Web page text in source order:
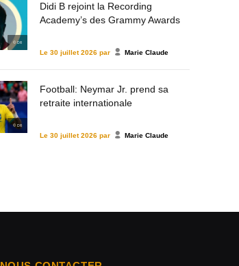
© DR
Didi B rejoint la Recording
Academy’s des Grammy Awards
Le 30 juillet 2026 par Marie Claude
© DR
Football: Neymar Jr. prend sa
retraite internationale
Le 30 juillet 2026 par Marie Claude